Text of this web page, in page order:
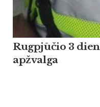
Rugpjūčio 3
apžvalga